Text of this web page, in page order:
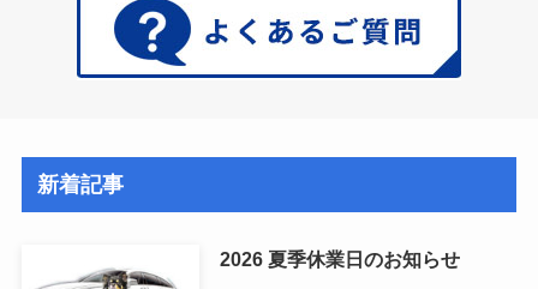
新着記事
2026 夏季休業日のお知らせ